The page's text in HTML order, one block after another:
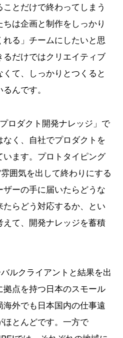
とだけで終わってしまう
は企画と制作をしっかり
る」チームにしたいと思
だけではクリエイティブ
て、しっかりとつくると
んです。
ロダクト開発ナレッジ」で
く、自社でプロダクトを
ます。プロトタイピング
囲気を出して終わりにする
ーの手に届いたらどうな
らどう対応するか、とい
えて、開発ナレッジを蓄積
ルクライアントと結果を出
拠点を持つ日本のスモール
外でも日本国内の仕事遠
とんどです。一方で